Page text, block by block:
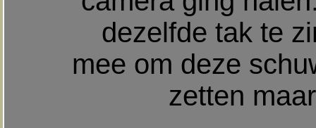
dezelfde tak te
mee om deze
zetten